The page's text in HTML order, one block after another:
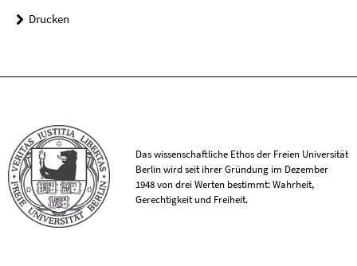
Drucken
Das wissenschaftliche Ethos der Freien Universität
Berlin wird seit ihrer Gründung im Dezember
1948 von drei Werten bestimmt: Wahrheit,
Gerechtigkeit und Freiheit.